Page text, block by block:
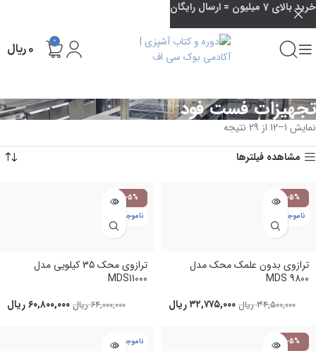
0 ۰ریال
تجهیزات فست فود
نمایش 1–12 از 29 نتیجه
مشاهده فیلترها
-5%
ناموجود
ترازوی بدون علمک محک مدل
MDS 9800
۳۴,۵۰۰,۰۰۰ ریال ۳۲,۷۷۵,۰۰۰ریال
-5%
ناموجود
ترازوی محک 35 کیلویی مدل
MDS11000
۶۴,۰۰۰,۰۰۰ ریال ۶۰,۸۰۰,۰۰۰ریال
-5%
ناموجود
خرید بالای 7 میلیون = ارسال رایگان